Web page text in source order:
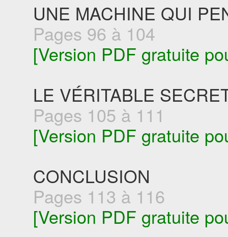
UNE MACHINE QUI
Pages 96 à 104
[Version PDF gratuite
LE VÉRITABLE
Pages 105 à 111
[Version PDF gratuite
CONCLUSION
Pages 113 à 116
[Version PDF gratuite